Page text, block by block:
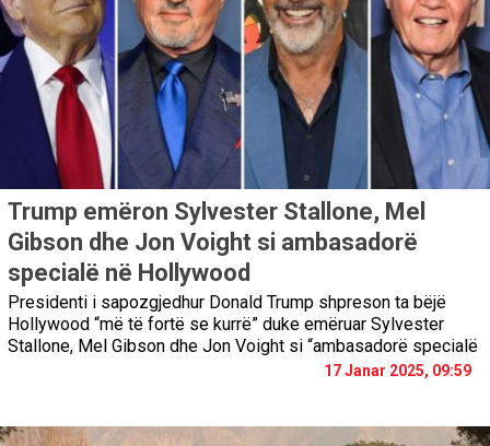
Trump emëron Sylvester Stallone, Mel
Gibson dhe Jon Voight si ambasadorë
specialë në Hollywood
Presidenti i sapozgjedhur Donald Trump shpreson ta bëjë
Hollywood “më të fortë se kurrë” duke emëruar Sylvester
Stallone, Mel Gibson dhe Jon Voight si “ambasadorë specialë
17 Janar 2025, 09:59